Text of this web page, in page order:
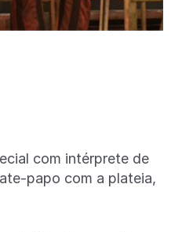
com intérprete de
papo com a plateia,